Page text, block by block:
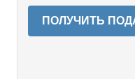
ПОЛУЧИТЬ